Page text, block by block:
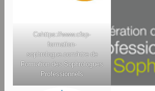
Cehttps://www.cfsp-
formation-
sophrologue.com/ntre de
Formation des Sophrologues
Professionnels